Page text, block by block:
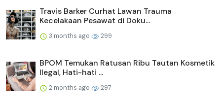
Travis Barker Curhat Lawan Trauma
Kecelakaan Pesawat di Doku...
3 months ago 299
BPOM Temukan Ratusan Ribu Tautan Kosmetik
Ilegal, Hati-hati ...
2 months ago 297